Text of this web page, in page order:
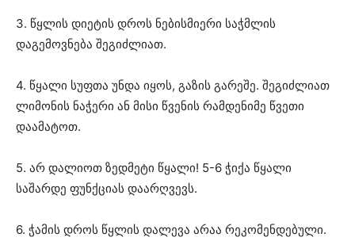
3. წყლის დიეტის დროს ნებისმიერი საჭმლის
დაგემოვნება შეგიძლიათ.
4. წყალი სუფთა უნდა იყოს, გაზის გარეშე. შეგიძლიათ
ლიმონის ნაჭერი ან მისი წვენის რამდენიმე წვეთი
დაამატოთ.
5. არ დალიოთ ზედმეტი წყალი! 5-6 ჭიქა წყალი
საშარდე ფუნქციას დაარღვევს.
6. ჭამის დროს წყლის დალევა არაა რეკომენდებული.